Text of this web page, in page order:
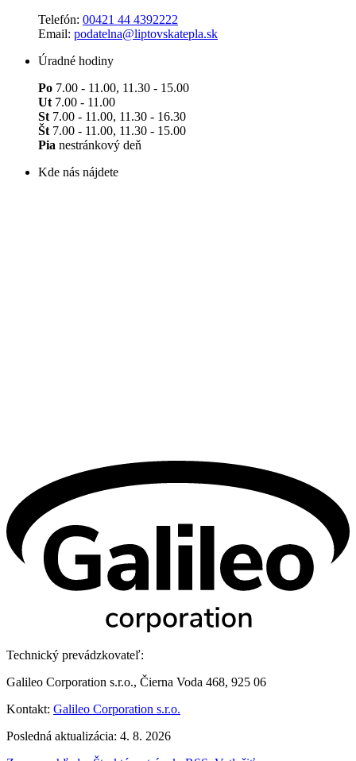
Telefón: 00421 44 4392222
Email: podatelna@liptovskatepla.sk
Úradné hodiny
Po 7.00 - 11.00, 11.30 - 15.00
Ut 7.00 - 11.00
St 7.00 - 11.00, 11.30 - 16.30
Št 7.00 - 11.00, 11.30 - 15.00
Pia nestránkový deň
Kde nás nájdete
Technický prevádzkovateľ:
Galileo Corporation s.r.o., Čierna Voda 468, 925 06
Kontakt: Galileo Corporation s.r.o.
Posledná aktualizácia: 4. 8. 2026